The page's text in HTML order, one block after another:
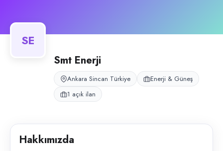
SE
Smt Enerji
Ankara Sincan Türkiye
Enerji & Güneş
1 açık ilan
Hakkımızda